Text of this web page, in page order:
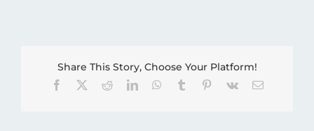
Share This Story, Choose Your Platform!
Facebook RedditLinkedInWhatsApp
Tumblr Pinterest
Vk
E-